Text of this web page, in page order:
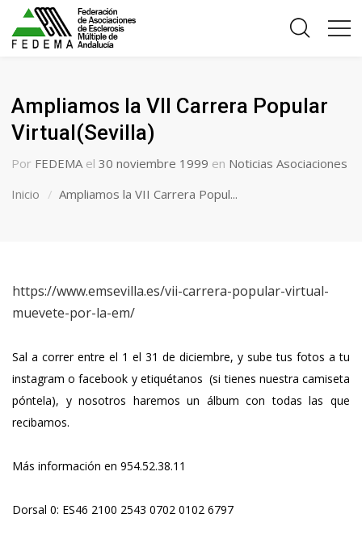
Ampliamos la VII Carrera Popular
Virtual(Sevilla)
Por FEDEMA el 30 noviembre 1999 en Noticias Asociaciones
Inicio
Ampliamos la VII Carrera Popul...
https://www.emsevilla.es/vii-carrera-popular-virtual-
muevete-por-la-em/
Sal a correr entre el 1 el 31 de diciembre, y sube tus fotos a tu
instagram o facebook y etiquétanos (si tienes nuestra camiseta
póntela), y nosotros haremos un álbum con todas las que
recibamos.
Más información en 954.52.38.11
Dorsal 0: ES46 2100 2543 0702 0102 6797